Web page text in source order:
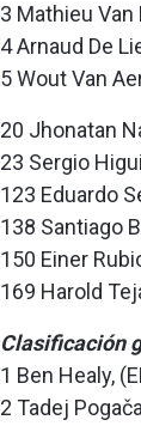
3 Mathieu Van
4 Arnaud De
5 Wout Van
20 Jhonatan
23 Sergio
123 Eduardo
138 Santiago
150 Einer
169 Harold
Clasificación
1 Ben Healy,
2 Tadej